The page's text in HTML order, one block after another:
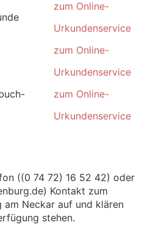
zum Online-
Urkundenservice
zum Online-
Urkundenservice
zum Online-
Urkundenservice
(
) oder
) Kontakt zum
am Neckar auf und klären
stehen.